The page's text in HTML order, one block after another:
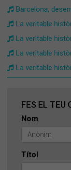
Barcelona,
La veritable
La veritable
La veritable
La veritable
FES EL TEU
Nom
Títol